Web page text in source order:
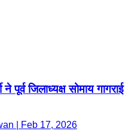
पूर्व जिलाध्यक्ष सोमाय गागराई
| Feb 17, 2026